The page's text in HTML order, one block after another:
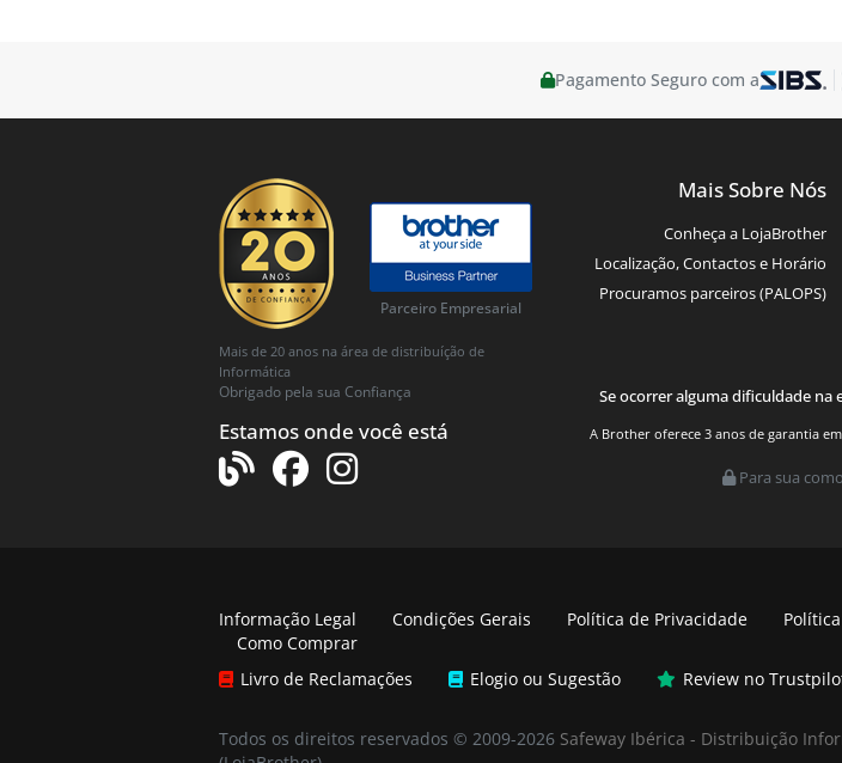
Pagamento Seguro com a
Parceiro Empresarial
Mais de 20 anos na área de distribuíção de
Informática
Obrigado pela sua Confiança
Estamos onde você está
Mais Sobre Nós
Conheça a LojaBrother
Localização, Contactos e Horário
Procuramos parceiros (PALOPS)
Se ocorrer alguma dificuldade na
A Brother oferece 3 anos de garantia
Para sua
Informação Legal Condições Gerais Política de Privacidade
Como Comprar
Livro de Reclamações
Elogio ou Sugestão Review no
Todos os direitos reservados © 2009-2026 Safeway Ibérica - Distribuição